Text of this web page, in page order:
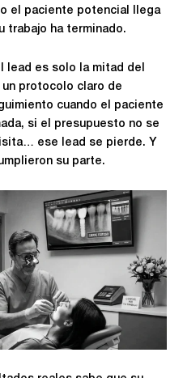
el paciente potencial llega
trabajo ha terminado.
lead es solo la mitad del
protocolo claro de
cuando el paciente
si el presupuesto no se
ese lead se pierde. Y
su parte.